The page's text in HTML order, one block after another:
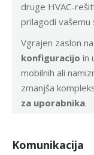
druge HVAC-
prilagodi vašemu
Vgrajen zaslon
konfiguracijo in
mobilnih ali
zmanjša
za uporabnika.
Komunikacija